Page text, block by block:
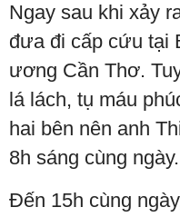
Ngay sau khi xảy
đưa đi cấp cứu tại
ương Cần Thơ.
lá lách, tụ máu
hai bên nên anh
8h sáng cùng ngày.
Đến 15h cùng